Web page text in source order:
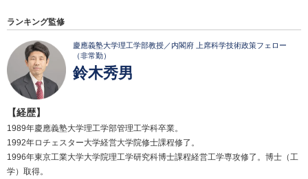
ランキング監修
慶應義塾大学理工学部教授／内閣府 上席科学技術政策フェロー
（非常勤）
鈴木秀男
【経歴】
1989年慶應義塾大学理工学部管理工学科卒業。
1992年ロチェスター大学経営大学院修士課程修了。
1996年東京工業大学大学院理工学研究科博士課程経営工学専攻修了。博士（工
学）取得。